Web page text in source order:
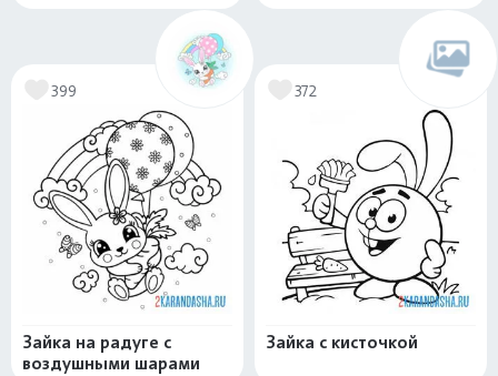
399
Зайка на радуге с
воздушными шарами
372
Зайка с кисточкой